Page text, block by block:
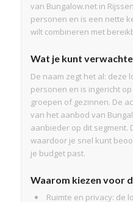
van Bungalow.net in
personen en is een nette
wilt combineren met
Wat je kunt
De naam zegt het al: deze
personen en is ingericht
groepen of gezinnen. De
van het aanbod van
aanbieder op dit segment.
waardoor je snel kunt
je budget past.
Waarom kiezen voor
Ruimte en privacy: de